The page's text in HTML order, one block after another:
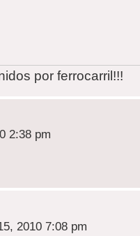
por ferrocarril!!!
2:38 pm
2010 7:08 pm